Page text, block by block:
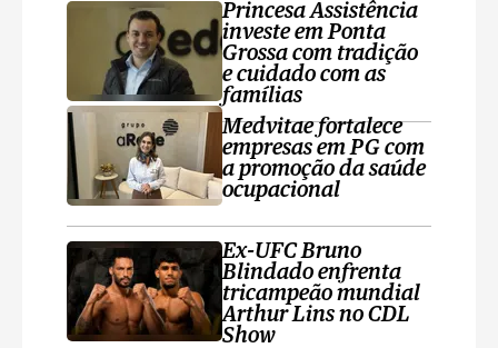
Princesa Assistência
investe em Ponta
Grossa com tradição
e cuidado com as
famílias
Medvitae fortalece
empresas em PG com
a promoção da saúde
ocupacional
Ex-UFC Bruno
Blindado enfrenta
tricampeão mundial
Arthur Lins no CDL
Show